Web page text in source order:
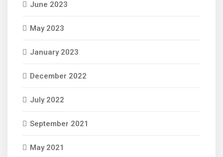
June 2023
May 2023
January 2023
December 2022
July 2022
September 2021
May 2021